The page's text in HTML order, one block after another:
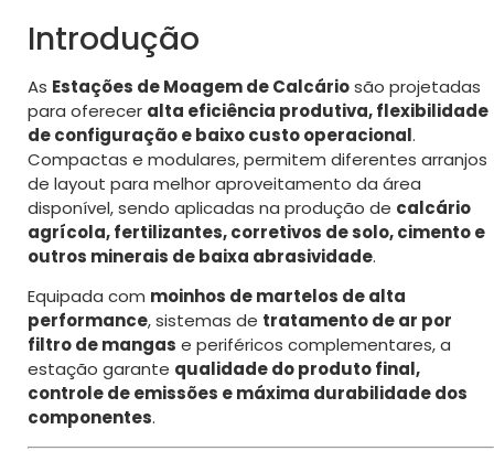
Introdução
As Estações de Moagem de Calcáriosão projetadas
para oferecer alta eficiência produtiva, flexibilidade
de configuração e baixo custo operacional.
Compactas e modulares, permitem diferentes arranjos
de layout para melhor aproveitamento da área
disponível, sendo aplicadas na produção de calcário
agrícola, fertilizantes, corretivos de solo, cimento e
outros minerais de baixa abrasividade.
Equipada com moinhos de martelos de alta
performance, sistemas de tratamento de ar por
filtro de mangas e periféricos complementares, a
estação garante qualidade do produto final,
controle de emissões e máxima durabilidade dos
componentes.